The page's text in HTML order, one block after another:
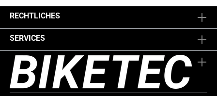
RECHTLICHES
SERVICES